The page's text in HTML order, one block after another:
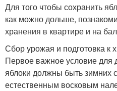
Для того чтобы сохранить
как можно дольше,
хранения в квартире и на
Сбор урожая и подготовка к
Первое важное условие для
яблоки должны быть зимних
естественным восковым